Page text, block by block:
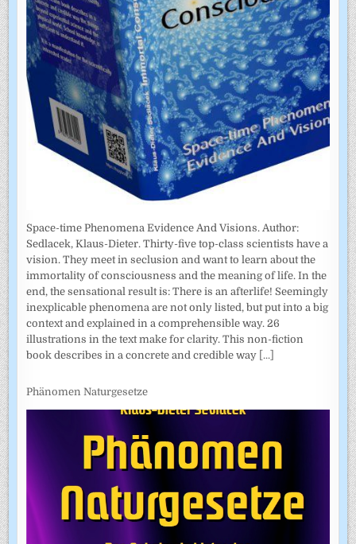
Space-time Phenomena Evidence And Visions. Author:
Sedlacek, Klaus-Dieter. Thirty-five top-class scientists have a
vision. They meet in seclusion and want to learn about the
immortality of consciousness and the meaning of life. In the
end, the sensational result is: There is an afterlife! Seemingly
inexplicable phenomena are not only listed, but put into a big
context and explained in a comprehensible way. 26
illustrations in the text make for clarity. This non-fiction
book describes in a concrete and credible way [...]
Phänomen Naturgesetze